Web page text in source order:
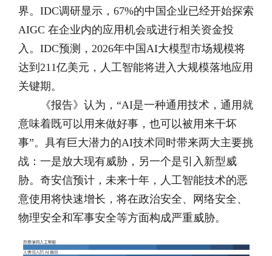
界。IDC调研显示，67%的中国企业已经开始探索
AIGC 在企业内的应用机会或进行相关资金投
入。IDC预测，2026年中国AI大模型市场规模将
达到211亿美元，人工智能将进入大规模落地应用
关键期。
《报告》认为，“AI是一种通用技术，通用就
意味着既可以用来做好事，也可以被用来干坏
事”。具有巨大潜力的AI技术同时带来两大主要挑
战：一是放大现有威胁，另一个是引入新型威
胁。奇安信预计，未来十年，人工智能技术的恶
意使用将快速增长，将在政治安全、网络安全、
物理安全和军事安全等方面构成严重威胁。